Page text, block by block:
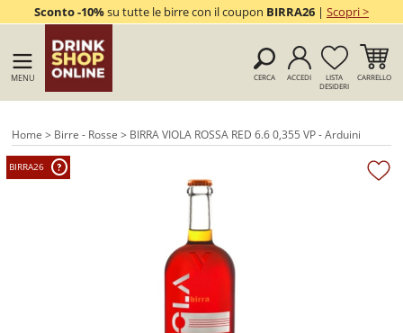
Sconto -10%su tutte le birre con il coupon BIRRA26| Scopri >
MENU CERCA ACCEDI
LISTA
DESIDERI
CARRELLO
Home > Birre - Rosse > BIRRA VIOLA ROSSA RED 6.6 0,355 VP - Arduini
BIRRA26